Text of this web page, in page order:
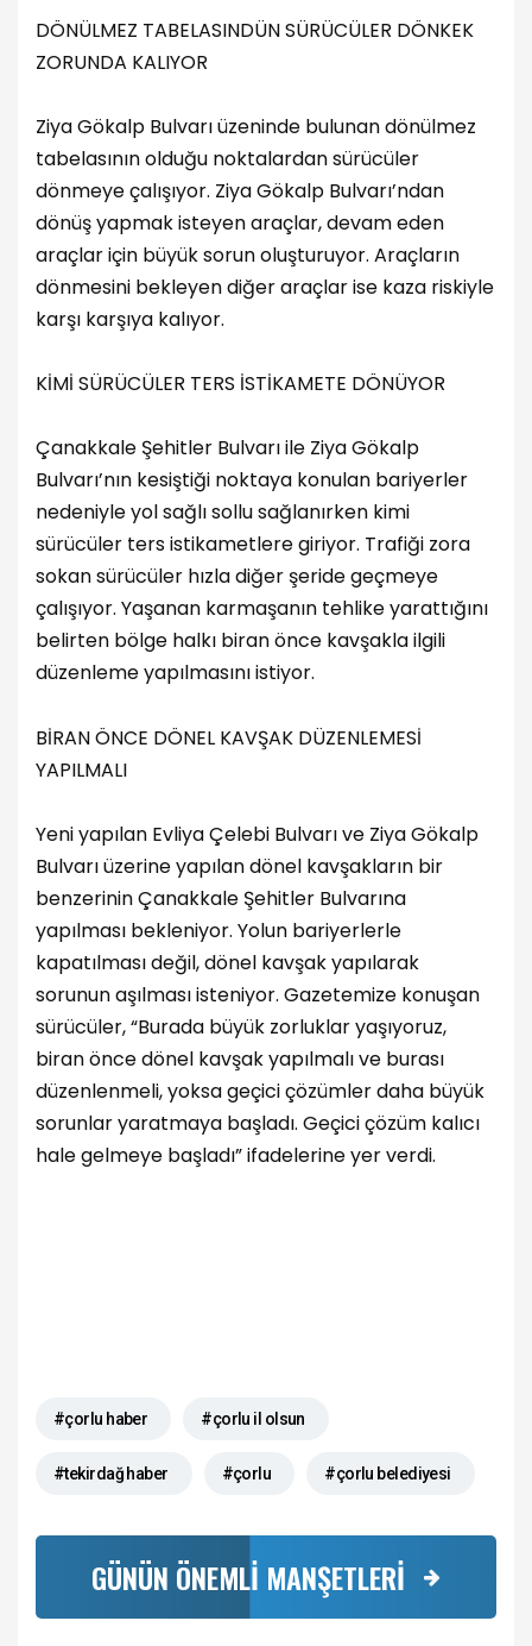
DÖNÜLMEZ TABELASINDÜN SÜRÜCÜLER DÖNKEK
ZORUNDA KALIYOR
Ziya Gökalp Bulvarı üzeninde bulunan dönülmez
tabelasının olduğu noktalardan sürücüler
dönmeye çalışıyor. Ziya Gökalp Bulvarı’ndan
dönüş yapmak isteyen araçlar, devam eden
araçlar için büyük sorun oluşturuyor. Araçların
dönmesini bekleyen diğer araçlar ise kaza riskiyle
karşı karşıya kalıyor.
KİMİ SÜRÜCÜLER TERS İSTİKAMETE DÖNÜYOR
Çanakkale Şehitler Bulvarı ile Ziya Gökalp
Bulvarı’nın kesiştiği noktaya konulan bariyerler
nedeniyle yol sağlı sollu sağlanırken kimi
sürücüler ters istikametlere giriyor. Trafiği zora
sokan sürücüler hızla diğer şeride geçmeye
çalışıyor. Yaşanan karmaşanın tehlike yarattığını
belirten bölge halkı biran önce kavşakla ilgili
düzenleme yapılmasını istiyor.
BİRAN ÖNCE DÖNEL KAVŞAK DÜZENLEMESİ
YAPILMALI
Yeni yapılan Evliya Çelebi Bulvarı ve Ziya Gökalp
Bulvarı üzerine yapılan dönel kavşakların bir
benzerinin Çanakkale Şehitler Bulvarına
yapılması bekleniyor. Yolun bariyerlerle
kapatılması değil, dönel kavşak yapılarak
sorunun aşılması isteniyor. Gazetemize konuşan
sürücüler, “Burada büyük zorluklar yaşıyoruz,
biran önce dönel kavşak yapılmalı ve burası
düzenlenmeli, yoksa geçici çözümler daha büyük
sorunlar yaratmaya başladı. Geçici çözüm kalıcı
hale gelmeye başladı” ifadelerine yer verdi.
#çorlu haber #çorlu il olsun
#tekirdağ haber #çorlu #çorlu belediyesi
GÜNÜN ÖNEMLİ MANŞETLERİ